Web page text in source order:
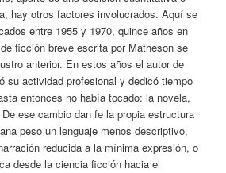
hay otros factores involucrados. Aquí se
entre 1955 y 1970, quince años en
ficción breve escrita por Matheson se
anterior. En estos años el autor de
su actividad profesional y dedicó tiempo
entonces no había tocado: la novela,
ese cambio dan fe la propia estructura
peso un lenguaje menos descriptivo,
reducida a la mínima expresión, o
desde la ciencia ficción hacia el